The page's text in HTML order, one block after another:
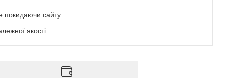
покидаючи сайту.
якості